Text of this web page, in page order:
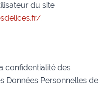
du site
.
confidentialité des
Données Personnelles de